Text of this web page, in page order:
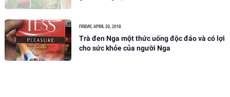
FRIDAY, APRIL 20, 2018
Trà đen Nga một thức uống độc đáo và có lợi
cho sức khỏe của người Nga